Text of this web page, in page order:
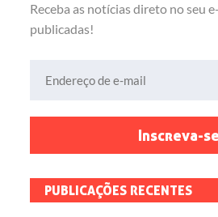
Receba as notícias direto no seu
publicadas!
Inscreva-
PUBLICAÇÕES RECENTES